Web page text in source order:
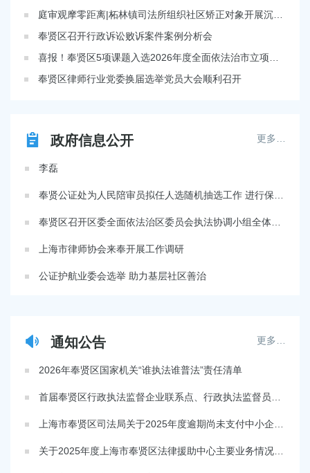
庭审观摩零距离|柘林镇司法所组织社区矫正对象开展沉浸式法治教育
奉贤区召开行政诉讼败诉案件案例分析会
喜报！奉贤区5项课题入选2026年度全面依法治市立项调研课题
奉贤区律师行业党委换届选举党员大会顺利召开
政府信息公开 更多…
李磊
奉贤公证处为人民陪审员拟任人选随机抽选工作 进行保全证据公证
奉贤区召开区委全面依法治区委员会执法协调小组全体（扩大）会议暨高水平法治政府建设推进会
上海市律师协会来奉开展工作调研
公证护航业委会选举 助力基层社区善治
通知公告 更多…
2026年奉贤区国家机关“谁执法谁普法”责任清单
首届奉贤区行政执法监督企业联系点、行政执法监督员名单公示
上海市奉贤区司法局关于2025年度逾期尚未支付中小企业款项的说明
关于2025年度上海市奉贤区法律援助中心主要业务情况的公示